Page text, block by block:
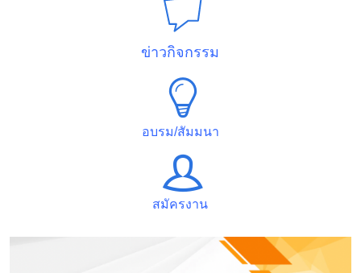
ข่าวกิจกรรม
อบรม/สัมมนา
สมัครงาน